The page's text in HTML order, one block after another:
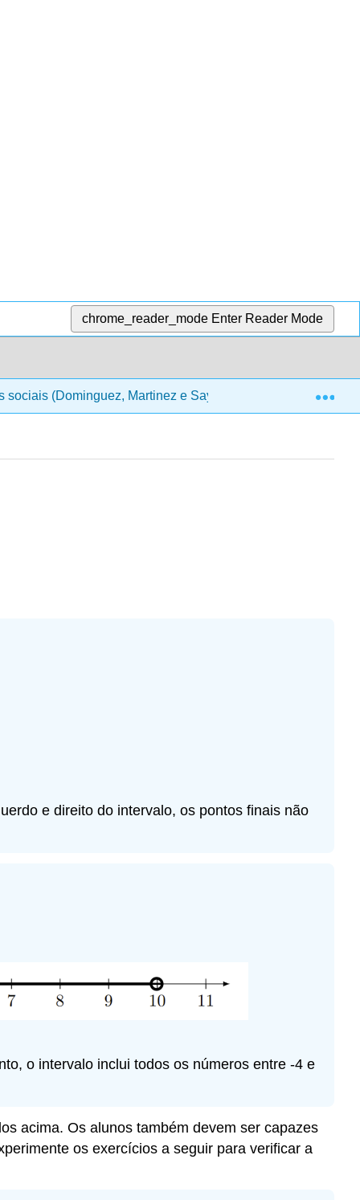
chrome_reader_mode Enter Reader Mode
(Dominguez, Martinez e Saykali) 3:
e direito do intervalo, os pontos finais não
o intervalo inclui todos os números entre -4 e
acima. Os alunos também devem ser capazes
os exercícios a seguir para verificar a